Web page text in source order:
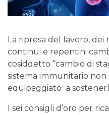
La ripresa del lavoro, dei
continui e repentini
cosiddetto “cambio di
sistema immunitario
equipaggiato a
I sei consigli d’oro per